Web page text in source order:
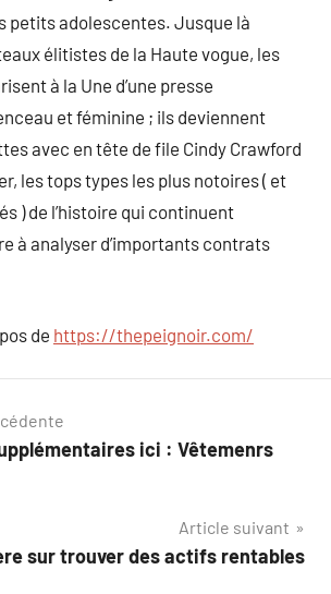
petits adolescentes. Jusque là
élitistes de la Haute vogue, les
à la Une d’une presse
et féminine ; ils deviennent
avec en tête de file Cindy Crawford
les tops types les plus notoires ( et
) de l’histoire qui continuent
à analyser d’importants contrats
de https://thepeignoir.com/
ici : Vêtemenrs
Article suivant
sur trouver des actifs rentables